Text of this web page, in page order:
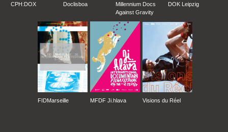
CPH:DOX Doclisboa
Millennium Docs
Against Gravity
DOK Leipzig
FIDMarseille MFDF Ji.hlava Visions du Réel